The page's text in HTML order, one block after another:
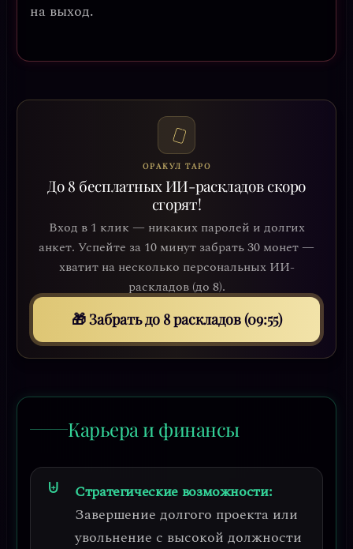
на выход.
ОРАКУЛ ТАРО
До 8 бесплатных ИИ-раскладов скоро
сгорят!
Вход в 1 клик — никаких паролей и долгих
анкет. Успейте за 10 минут забрать 30 монет —
хватит на несколько персональных ИИ-
раскладов (до 8).
🎁 Забрать до 8 раскладов (09:52)
Карьера и финансы
Стратегические возможности:
Завершение долгого проекта или
увольнение с высокой должности